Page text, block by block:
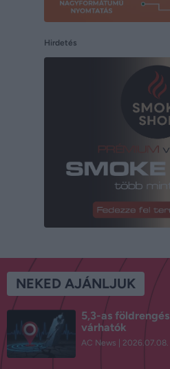
Hirdetés
NEKED AJÁNLJUK
5,3-as
várhatók
AC News 2026.07.08.